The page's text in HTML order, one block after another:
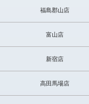
福島郡山店
富山店
新宿店
高田馬場店